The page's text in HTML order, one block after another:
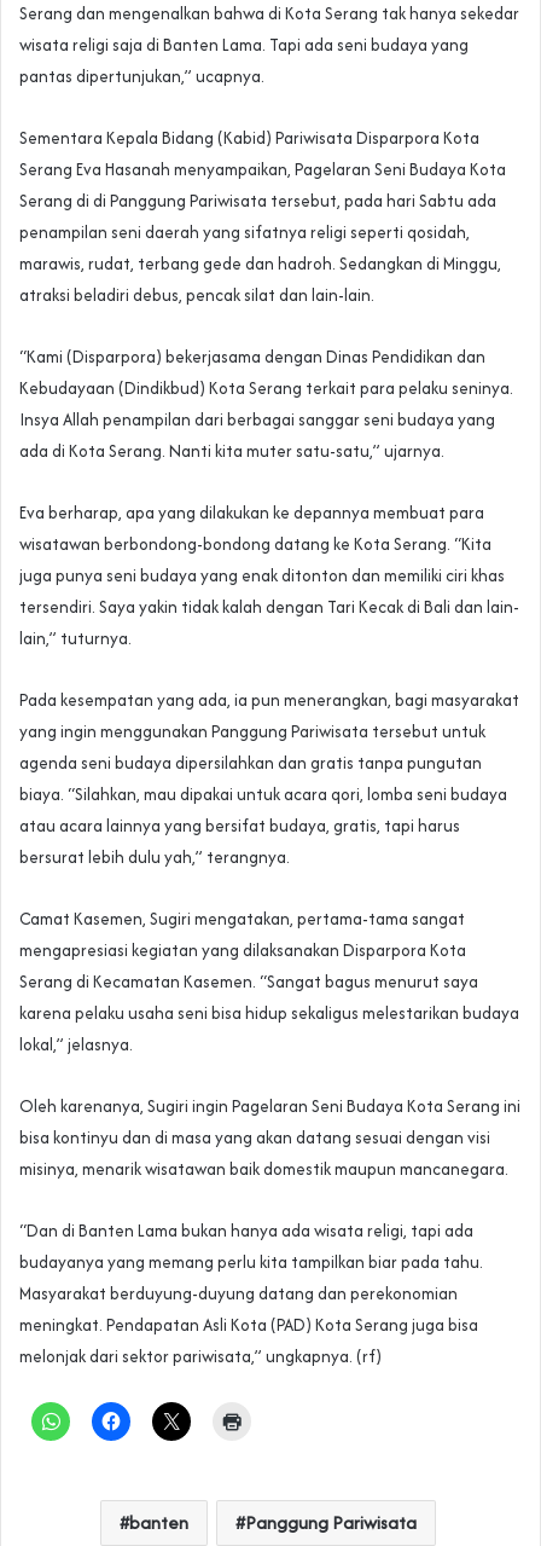
Serang dan mengenalkan bahwa di Kota Serang tak hanya sekedar
wisata religi saja di Banten Lama. Tapi ada seni budaya yang
pantas dipertunjukan,” ucapnya.
Sementara Kepala Bidang (Kabid) Pariwisata Disparpora Kota
Serang Eva Hasanah menyampaikan, Pagelaran Seni Budaya Kota
Serang di di Panggung Pariwisata tersebut, pada hari Sabtu ada
penampilan seni daerah yang sifatnya religi seperti qosidah,
marawis, rudat, terbang gede dan hadroh. Sedangkan di Minggu,
atraksi beladiri debus, pencak silat dan lain-lain.
“Kami (Disparpora) bekerjasama dengan Dinas Pendidikan dan
Kebudayaan (Dindikbud) Kota Serang terkait para pelaku seninya.
Insya Allah penampilan dari berbagai sanggar seni budaya yang
ada di Kota Serang. Nanti kita muter satu-satu,” ujarnya.
Eva berharap, apa yang dilakukan ke depannya membuat para
wisatawan berbondong-bondong datang ke Kota Serang. “Kita
juga punya seni budaya yang enak ditonton dan memiliki ciri khas
tersendiri. Saya yakin tidak kalah dengan Tari Kecak di Bali dan lain-
lain,” tuturnya.
Pada kesempatan yang ada, ia pun menerangkan, bagi masyarakat
yang ingin menggunakan Panggung Pariwisata tersebut untuk
agenda seni budaya dipersilahkan dan gratis tanpa pungutan
biaya. “Silahkan, mau dipakai untuk acara qori, lomba seni budaya
atau acara lainnya yang bersifat budaya, gratis, tapi harus
bersurat lebih dulu yah,” terangnya.
Camat Kasemen, Sugiri mengatakan, pertama-tama sangat
mengapresiasi kegiatan yang dilaksanakan Disparpora Kota
Serang di Kecamatan Kasemen. “Sangat bagus menurut saya
karena pelaku usaha seni bisa hidup sekaligus melestarikan budaya
lokal,” jelasnya.
Oleh karenanya, Sugiri ingin Pagelaran Seni Budaya Kota Serang ini
bisa kontinyu dan di masa yang akan datang sesuai dengan visi
misinya, menarik wisatawan baik domestik maupun mancanegara.
“Dan di Banten Lama bukan hanya ada wisata religi, tapi ada
budayanya yang memang perlu kita tampilkan biar pada tahu.
Masyarakat berduyung-duyung datang dan perekonomian
meningkat. Pendapatan Asli Kota (PAD) Kota Serang juga bisa
melonjak dari sektor pariwisata,” ungkapnya. (rf)
banten Panggung Pariwisata